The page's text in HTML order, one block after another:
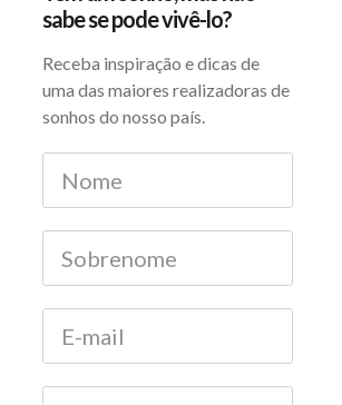
sabe se pode vivê-lo?
Receba inspiração e dicas de
uma das maiores realizadoras de
sonhos do nosso país.